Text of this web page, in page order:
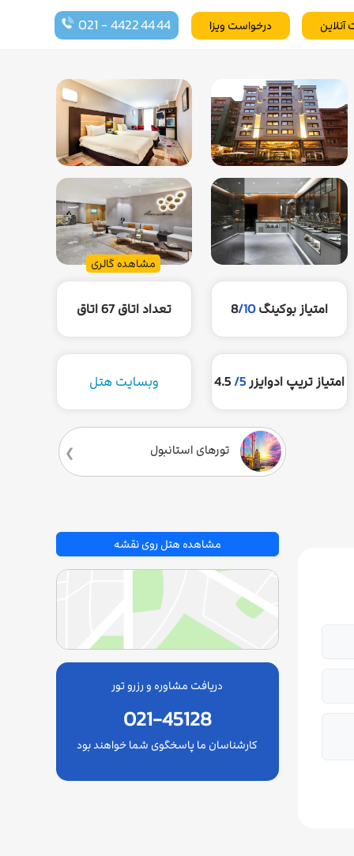
درخواست ویزا 021 - 4422 44 44 آنلاین
مشاهده گالری
امتیاز بوکینگ 8/10 تعداد اتاق67 اتاق
امتیاز تریپ ادوایزر5/
4.5 وبسایت هتل
تورهای استانبول
مشاهده هتل روی نقشه
دریافت مشاوره و رزرو تور
021-45128
کارشناسان ما پاسخگوی شما خواهند بود